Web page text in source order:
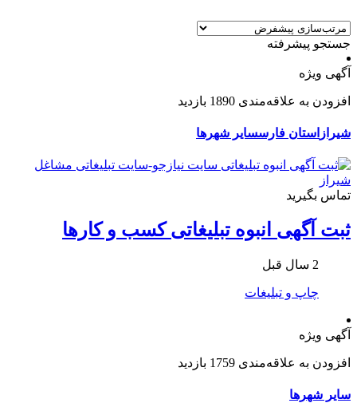
جستجو پیشرفته
آگهی ویژه
افزودن به علاقه‌مندی 1890 بازدید
شیراز استان فارسسایر شهرها
تماس بگیرید
ثبت آگهی انبوه تبلیغاتی کسب و کارها
2 سال قبل
چاپ و تبلیغات
آگهی ویژه
افزودن به علاقه‌مندی 1759 بازدید
سایر شهرها